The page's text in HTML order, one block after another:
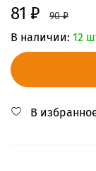
81 ₽ 90 ₽
В наличии: 12
В